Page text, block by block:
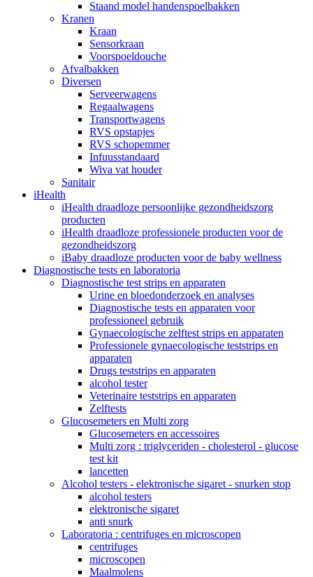
Staand model handenspoelbakken
Kranen
Kraan
Sensorkraan
Voorspoeldouche
Afvalbakken
Diversen
Serveerwagens
Regaalwagens
Transportwagens
RVS opstapjes
RVS schopemmer
Infuusstandaard
Wiva vat houder
Sanitair
iHealth
iHealth draadloze persoonlijke gezondheidszorg
producten
iHealth draadloze professionele producten voor de
gezondheidszorg
iBaby draadloze producten voor de baby wellness
Diagnostische tests en laboratoria
Diagnostische test strips en apparaten
Urine en bloedonderzoek en analyses
Diagnostische tests en apparaten voor
professioneel gebruik
Gynaecologische zelftest strips en apparaten
Professionele gynaecologische teststrips en
apparaten
Drugs teststrips en apparaten
alcohol tester
Veterinaire teststrips en apparaten
Zelftests
Glucosemeters en Multi zorg
Glucosemeters en accessoires
Multi zorg : triglyceriden - cholesterol - glucose
test kit
lancetten
Alcohol testers - elektronische sigaret - snurken stop
alcohol testers
elektronische sigaret
anti snurk
Laboratoria : centrifuges en microscopen
centrifuges
microscopen
Maalmolens